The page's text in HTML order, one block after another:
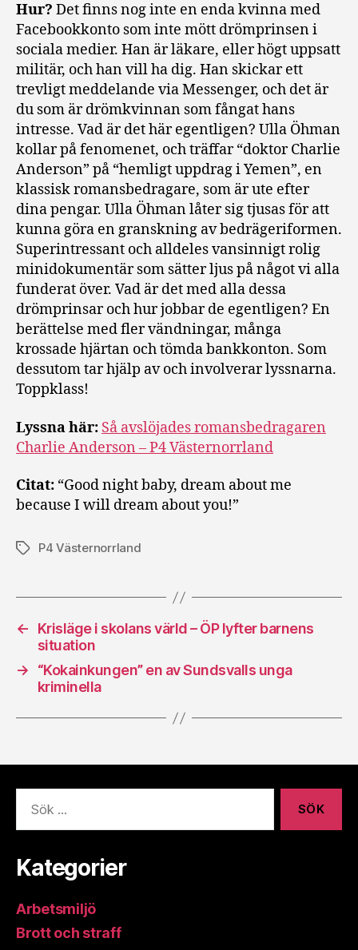
Hur? Det finns nog inte en enda kvinna med
Facebookkonto som inte mött drömprinsen i
sociala medier. Han är läkare, eller högt uppsatt
militär, och han vill ha dig. Han skickar ett
trevligt meddelande via Messenger, och det är
du som är drömkvinnan som fångat hans
intresse. Vad är det här egentligen? Ulla Öhman
kollar på fenomenet, och träffar “doktor Charlie
Anderson” på “hemligt uppdrag i Yemen”, en
klassisk romansbedragare, som är ute efter
dina pengar. Ulla Öhman låter sig tjusas för att
kunna göra en granskning av bedrägeriformen.
Superintressant och alldeles vansinnigt rolig
minidokumentär som sätter ljus på något vi alla
funderat över. Vad är det med alla dessa
drömprinsar och hur jobbar de egentligen? En
berättelse med fler vändningar, många
krossade hjärtan och tömda bankkonton. Som
dessutom tar hjälp av och involverar lyssnarna.
Toppklass!
Lyssna här: Så avslöjades romansbedragaren
Charlie Anderson – P4 Västernorrland
Citat: “Good night baby, dream about me
because I will dream about you!”
EtiketterP4 Västernorrland
←
Krisläge i skolans värld – ÖP lyfter barnens
situation
→
“Kokainkungen” en av Sundsvalls unga
kriminella
efter:
Kategorier
Arbetsmiljö
Brott och straff